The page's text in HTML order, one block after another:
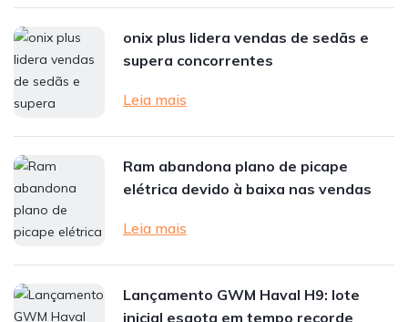
onix plus lidera vendas de sedãs e
supera concorrentes
Leia mais
Ram abandona plano de picape
elétrica devido à baixa nas vendas
Leia mais
Lançamento GWM Haval H9: lote
inicial esgota em tempo recorde